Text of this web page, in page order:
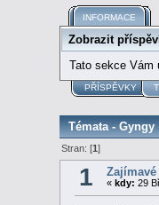
INFORMACE
Zobrazit
Tato sekce Vám
PŘÍSPĚVKY
Témata - Gyngy
Stran: [1]
1 « kdy: 29